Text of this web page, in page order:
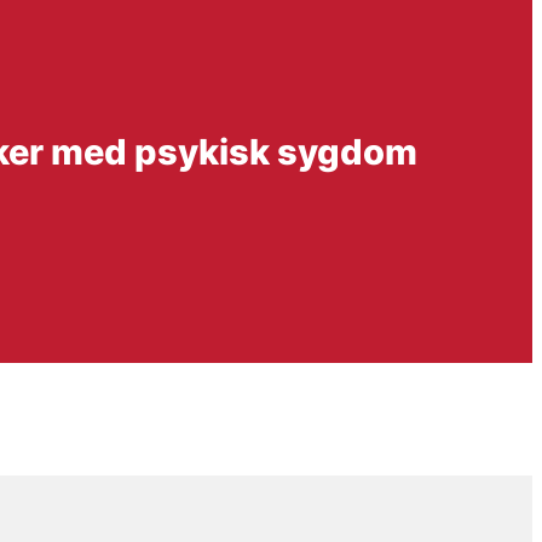
med psykisk sygdom